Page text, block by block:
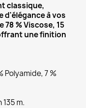
classique,
à vos
% Viscose, 15
une finition
Polyamide, 7 %
m.